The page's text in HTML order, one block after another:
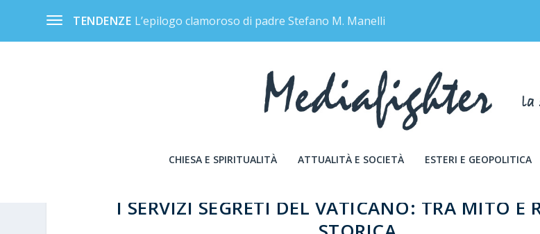
TENDENZE L’epilogo clamoroso di padre Stefano M. Manelli
CHIESA E SPIRITUALITÀ ATTUALITÀ E SOCIETÀ ESTERI E GEOPOLITICA
I SERVIZI SEGRETI DEL VATICANO: TRA MITO E